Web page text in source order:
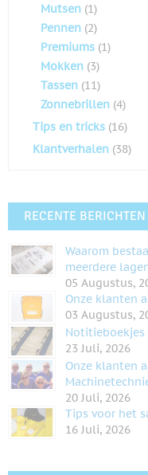
Mutsen (1)
Pennen (2)
Premiums (1)
Mokken (3)
Tassen (11)
Zonnebrillen (4)
Tips en tricks (16)
Klantverhalen (38)
RECENTE BERICHTEN
Waarom
meerdere
05 Augustus,
Onze klanten
03 Augustus,
23 Juli, 2026
Onze klanten
20 Juli, 2026
Tips voor het
16 Juli, 2026